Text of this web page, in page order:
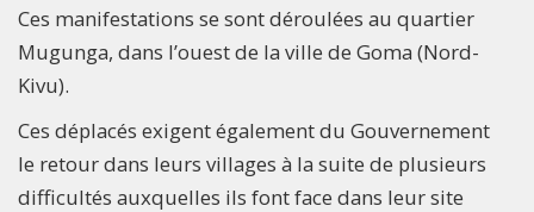
Ces manifestations se sont déroulées au quartier
Mugunga, dans l’ouest de la ville de Goma (Nord-
Kivu).
Ces déplacés exigent également du Gouvernement
le retour dans leurs villages à la suite de plusieurs
difficultés auxquelles ils font face dans leur site